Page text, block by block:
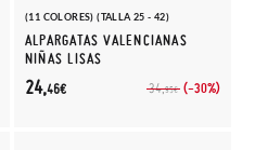
(11 COLORES) (TALLA 25 - 42)
ALPARGATAS VALENCIANAS
NIÑAS LISAS
34,95€ (-30%)
24,46€